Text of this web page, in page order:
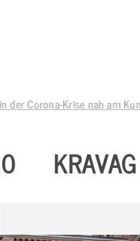
der Corona-Krise nah am